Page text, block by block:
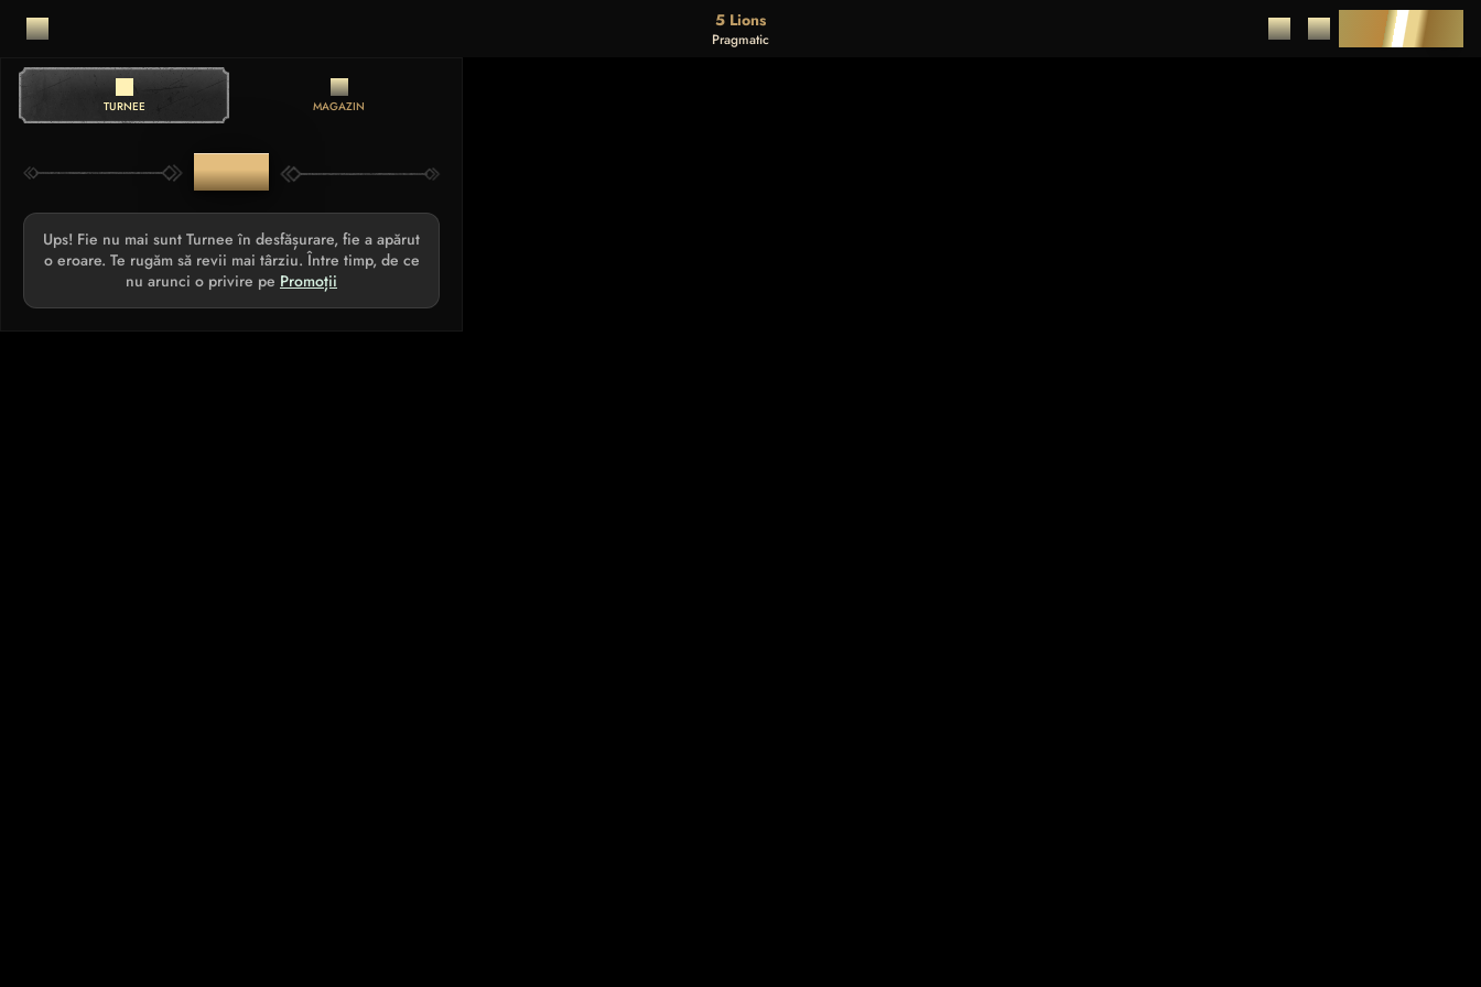
5 Lions
Pragmatic DEPUNERE
TURNEE MAGAZIN
TURNEE
Ups! Fie nu mai sunt Turnee în desfășurare, fie a apărut
o eroare. Te rugăm să revii mai târziu. Între timp, de ce
nu arunci o privire pe Promoții